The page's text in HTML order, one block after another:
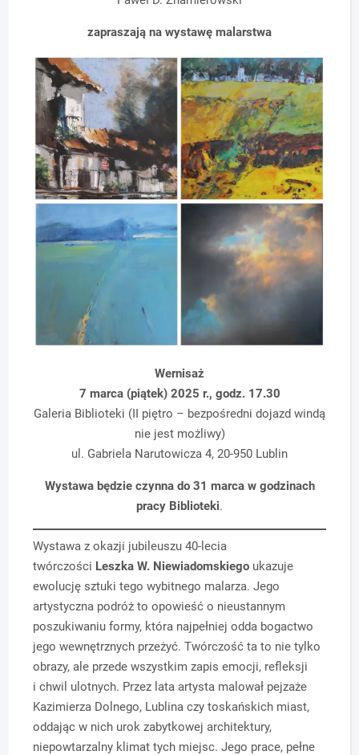
zapraszają na wystawę malarstwa
Wernisaż
7 marca (piątek) 2025 r., godz. 17.30
Galeria Biblioteki (II piętro – bezpośredni dojazd windą
nie jest możliwy)
ul. Gabriela Narutowicza 4, 20-950 Lublin
Wystawa będzie czynna do 31 marca w godzinach
pracy Biblioteki.
Wystawa z okazji jubileuszu 40-lecia
twórczości Leszka W. Niewiadomskiego ukazuje
ewolucję sztuki tego wybitnego malarza. Jego
artystyczna podróż to opowieść o nieustannym
poszukiwaniu formy, która najpełniej odda bogactwo
jego wewnętrznych przeżyć. Twórczość ta to nie tylko
obrazy, ale przede wszystkim zapis emocji, refleksji
i chwil ulotnych. Przez lata artysta malował pejzaże
Kazimierza Dolnego, Lublina czy toskańskich miast,
oddając w nich urok zabytkowej architektury,
niepowtarzalny klimat tych miejsc. Jego prace, pełne